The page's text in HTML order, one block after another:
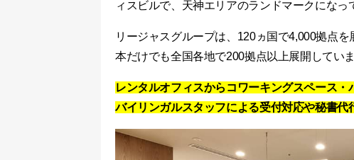
ィスビルで、天神エリアのランドマークになっ
リージャスグループは、120ヵ国で4,000拠点
本だけでも全国各地で200拠点以上展開していま
レンタルオフィスからコワーキングスペース・
バイリンガルスタッフによる受付対応や秘書代